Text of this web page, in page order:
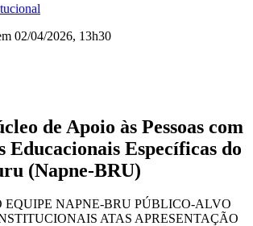
02/04/2026, 13h30
de Apoio às Pessoas com
Educacionais Específicas do
(Napne-BRU)
EQUIPE NAPNE-BRU PÚBLICO-ALVO
ATAS APRESENTAÇÃO